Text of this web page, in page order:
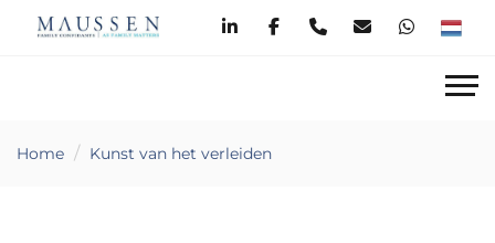
Home Kunst van het verleiden